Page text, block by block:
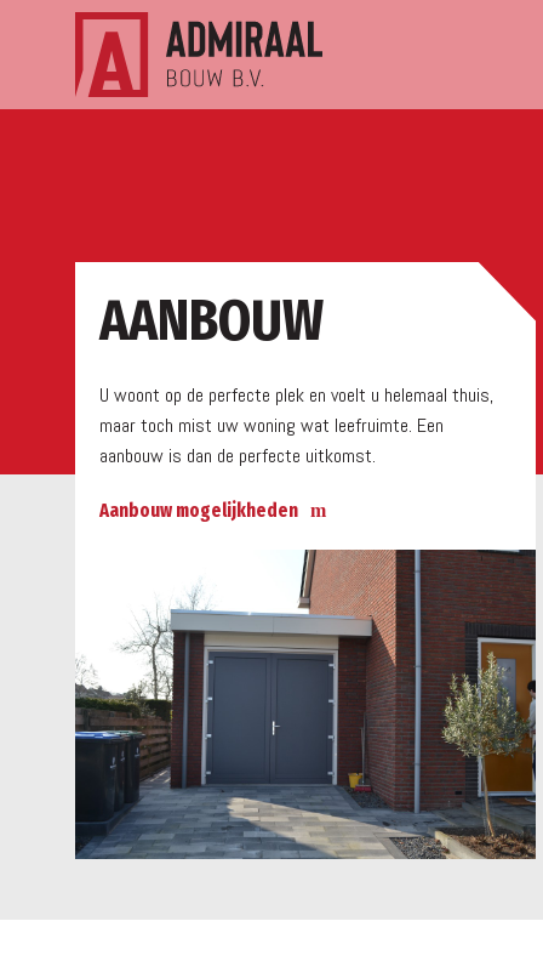
AANBOUW
U woont op de perfecte plek en voelt u helemaal thuis,
maar toch mist uw woning wat leefruimte. Een
aanbouw is dan de perfecte uitkomst.
Aanbouw mogelijkheden